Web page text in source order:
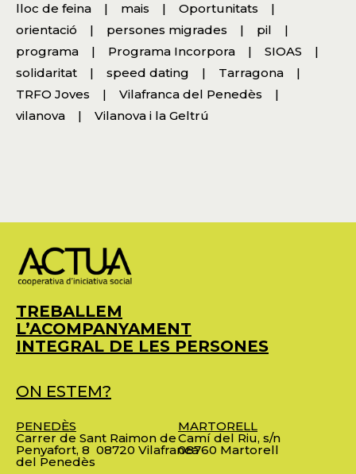
lloc de feina
mais
Oportunitats
orientació
persones migrades
pil
programa
Programa Incorpora
SIOAS
solidaritat
speed dating
Tarragona
TRFO Joves
Vilafranca del Penedès
vilanova
Vilanova i la Geltrú
TREBALLEM
L’ACOMPANYAMENT
INTEGRAL DE LES PERSONES
ON ESTEM?
PENEDÈS
Carrer de Sant Raimon de
Penyafort, 8 08720 Vilafranca
del Penedès
MARTORELL
Camí del Riu, s/n
08760 Martorell